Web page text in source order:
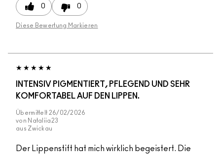
0 0
Diese Bewertung Markieren
INTENSIV PIGMENTIERT, PFLEGEND UND SEHR
KOMFORTABEL AUF DEN LIPPEN.
Übermittelt 26/02/2026
von Nataliia23
aus Zwickau
Der Lippenstift hat mich wirklich begeistert. Die